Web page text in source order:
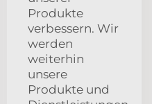
Produkte
verbessern. Wir
werden
weiterhin
unsere
Produkte und